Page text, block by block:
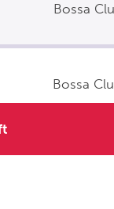
Bossa
Bossa